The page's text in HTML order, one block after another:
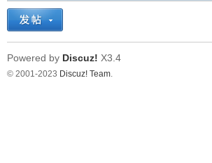
Powered by Discuz! X3.4
© 2001-2023 Discuz! Team.